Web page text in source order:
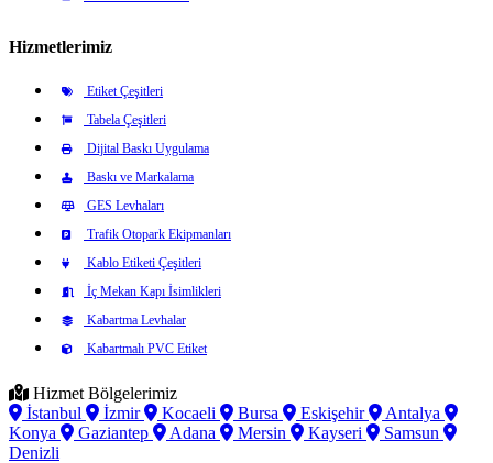
Hizmetlerimiz
Etiket Çeşitleri
Tabela Çeşitleri
Dijital Baskı Uygulama
Baskı ve Markalama
GES Levhaları
Trafik Otopark Ekipmanları
Kablo Etiketi Çeşitleri
İç Mekan Kapı İsimlikleri
Kabartma Levhalar
Kabartmalı PVC Etiket
Hizmet Bölgelerimiz
İstanbul
İzmir Kocaeli Bursa Eskişehir
Antalya
Konya
Gaziantep Adana Mersin Kayseri
Samsun
Denizli